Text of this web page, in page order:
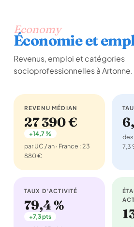
Economy
Économie et
Revenus, emploi et catégories
socioprofessionnelles à Artonne.
REVENU MÉDIAN
27 390 €
+14,7 %
par UC / an · France : 23
880 €
des
7,3
TAUX D'ACTIVITÉ
79,4 %
+7,3 pts